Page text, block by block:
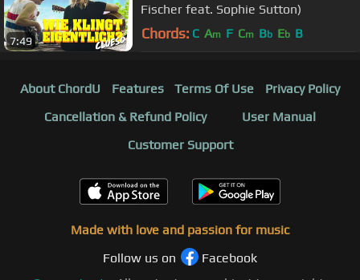
7:49
Fischer feat. Sophie Sutton)
Chords: C Am F Cm Bb Eb B
About ChordU Features Terms Of Use
Privacy Policy
Cancellation & Refund Policy
User Manual
Customer Support
Made with love and passion for music
Follow us on
Facebook